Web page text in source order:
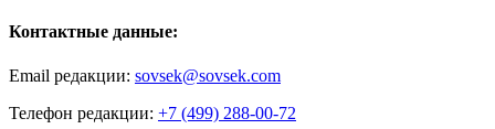
Контактные данные:
Email редакции: sovsek@sovsek.com
Телефон редакции: +7 (499) 288-00-72